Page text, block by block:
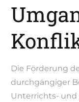
Die Förderung
durchgängiger
Unterrichts- und